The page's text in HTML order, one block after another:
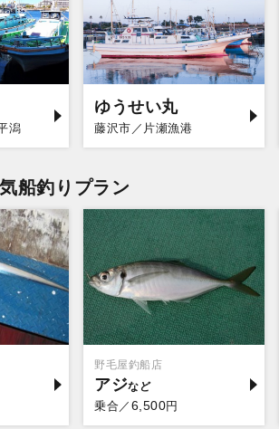
潟
ゆうせい丸
藤沢市／片瀬漁港
船釣りプラン
野毛屋釣船店
アジ
乗合／ 6,500円